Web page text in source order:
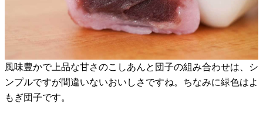
風味豊かで上品な甘さのこしあんと団子の組み合わせは、シ
ンプルですが間違いないおいしさですね。ちなみに緑色はよ
もぎ団子です。